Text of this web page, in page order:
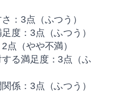
：3点（ふつう）
度：3点（ふつう）
点（やや不満）
る満足度：3点（ふ
係：3点（ふつう）